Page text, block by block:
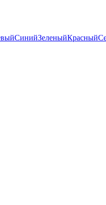
СинийЗеленыйКрасный